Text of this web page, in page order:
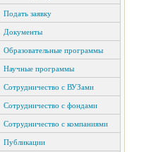
Подать заявку
Документы
Образовательные программы
Научные программы
Сотрудничество с ВУЗами
Сотрудничество с фондами
Сотрудничество с компаниями
Публикации